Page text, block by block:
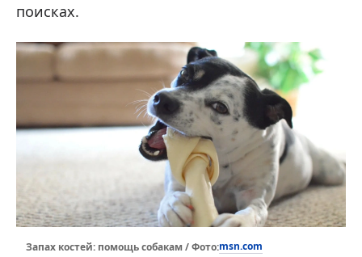
поисках.
Запах костей: помощь собакам / Фото:msn.com